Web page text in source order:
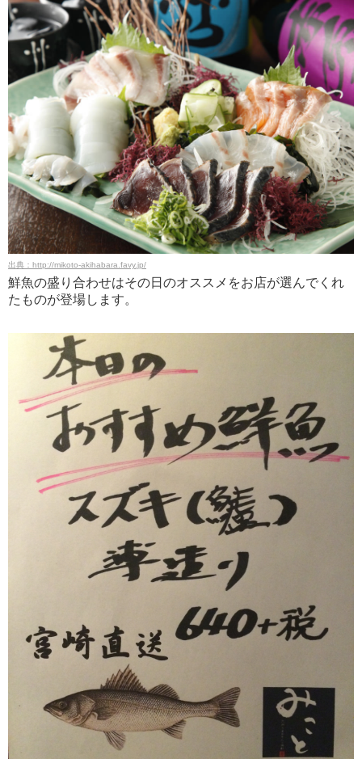
出典：http://mikoto-akihabara.favy.jp/
鮮魚の盛り合わせはその日のオススメをお店が選んでくれ
たものが登場します。